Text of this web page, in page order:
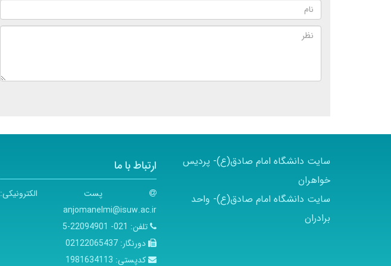
سایت دانشگاه امام صادق(ع)- پردیس
خواهران
سایت دانشگاه امام صادق(ع)- واحد
برادران
ارتباط با ما
پست الکترونیکی:
anjomanelmi@isuw.ac.ir
تلفن: 021- 22094901-5
دورنگار:02122065437
کدپستی: 1981634113